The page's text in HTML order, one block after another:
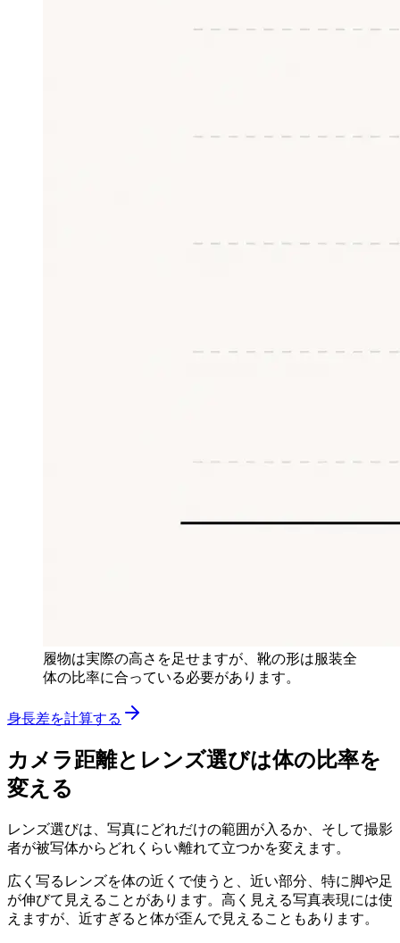
履物は実際の高さを足せますが、靴の形は服装全
体の比率に合っている必要があります。
身長差を計算する
カメラ距離とレンズ選びは体の比率を
変える
レンズ選びは、写真にどれだけの範囲が入るか、そして撮影
者が被写体からどれくらい離れて立つかを変えます。
広く写るレンズを体の近くで使うと、近い部分、特に脚や足
が伸びて見えることがあります。高く見える写真表現には使
えますが、近すぎると体が歪んで見えることもあります。